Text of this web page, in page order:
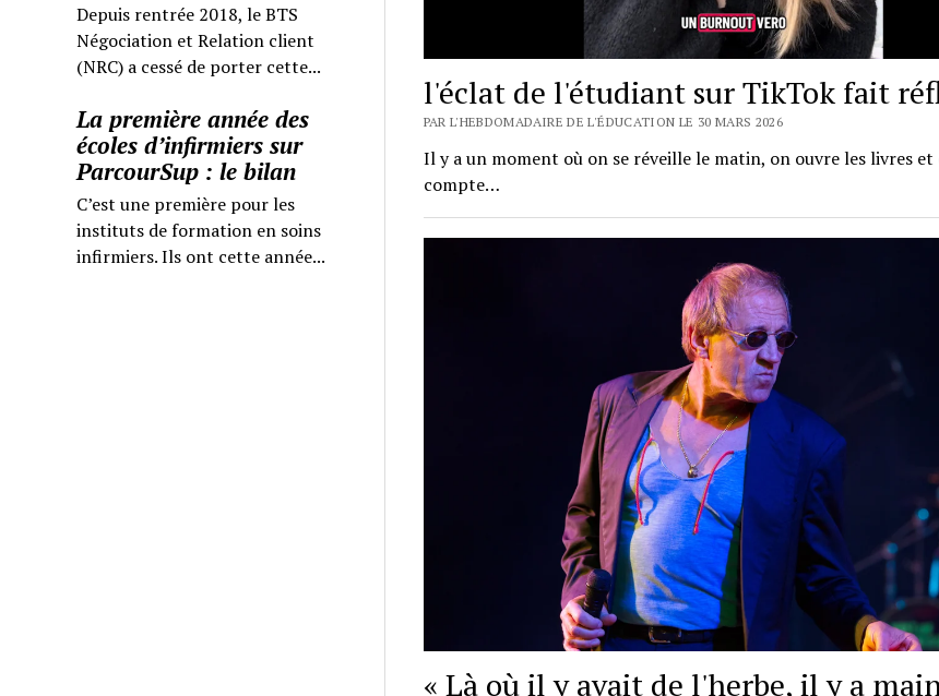
Depuis rentrée 2018, le BTS
Négociation et Relation client
(NRC) a cessé de porter cette...
La première année des
écoles d’infirmiers sur
ParcourSup : le bilan
C’est une première pour les
instituts de formation en soins
infirmiers. Ils ont cette année...
l'éclat de l'étudiant sur TikTok fait
PAR L'HEBDOMADAIRE DE L'ÉDUCATION LE 30 MARS 2026
Il y a un moment où on se réveille le matin, on ouvre les livres et
compte…
« Là où il y avait de l'herbe, il y a